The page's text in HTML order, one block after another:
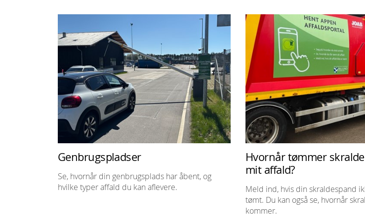
Genbrugspladser
Se, hvornår din genbrugsplads har åbent, og
hvilke typer affald du kan aflevere.
Hvornår tømmer
mit affald?
Meld ind, hvis din skraldespand
tømt. Du kan også se, hvornår
kommer.